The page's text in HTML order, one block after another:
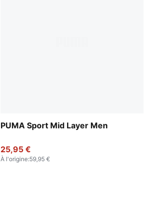
PUMA Sport Mid Layer Men
25,95 €
À l'origine:59,95 €